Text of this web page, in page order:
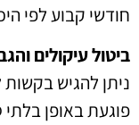
חודשי קבוע לפי
ביטול עיקולים
ניתן להגיש
פוגעת באופן